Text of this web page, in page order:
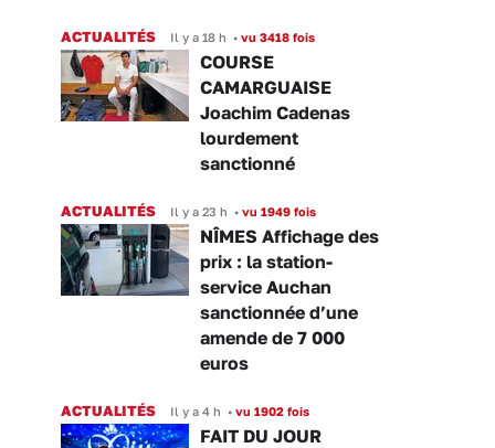
ACTUALITÉS Il y a 18 h • vu 3418 fois
COURSE
CAMARGUAISE
Joachim Cadenas
lourdement
sanctionné
ACTUALITÉS Il y a 23 h • vu 1949 fois
NÎMES Affichage des
prix : la station-
service Auchan
sanctionnée d’une
amende de 7 000
euros
ACTUALITÉS Il y a 4 h • vu 1902 fois
FAIT DU JOUR